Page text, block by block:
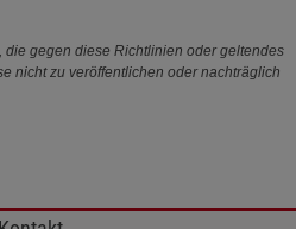
die gegen diese Richtlinien oder geltendes
nicht zu veröffentlichen oder nachträglich